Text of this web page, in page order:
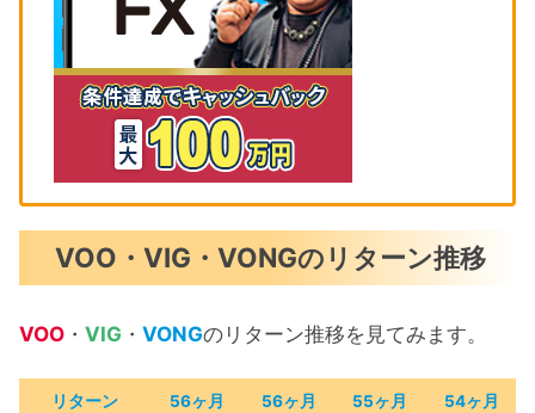
VOO・VIG・VONGのリターン推移
VOO ・ VIG ・ VONGのリターン推移を見てみます。
リターン
56ヶ月
56ヶ月
55ヶ月
54ヶ月